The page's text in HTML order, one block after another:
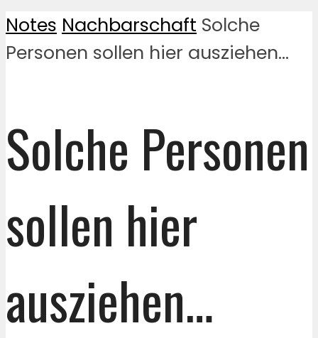
Notes Nachbarschaft Solche
Personen sollen hier ausziehen…
Solche Personen
sollen hier
ausziehen…